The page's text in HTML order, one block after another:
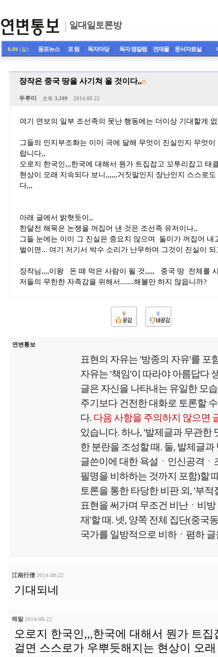
일대일토론방
8.09 (일) 동포뉴스ㅣ 포 럼 독자마당ㅣ 독자 명칼럼 연재물ㅣ 문서자료실
장작은 중국 땅을 사기쳐 올 것이다,,(7)
두루미 조회 3,109 2014.08.22
여기 연보의 일부 조선족의 못난 행동에는 더이상 기대할게
그들의 인지부조화는 이미 극에 달해 무엇이 진실인지 무엇
랍니다,,
오로지 한국인,,,한국에 대해서 뭔가 트집잡고 꼬투리잡고 태
현상이 오래 지속되다 보니,,,,,,거짓말인지 장난인지 스스로
다,,,
아래 글에서 밝혓듯이,,
한달전 해묵은 논쟁을 꺼집어 낸 것은 조선족 유저이나,,
그들 눈에는 이미 그 진실은 중요치 않으며 둘미가 꺼집어 내
벌이면... 여기 저기서 박수 소리가 난무하며 그것이 진실이
장작님,,,,이왕 돈 떼 먹은 사람이 될 것,,,,, 중국 땅 전체를
저들의 무한한 자족감을 위해서.......해볼만 하지 않읍니까?
0 0
연변통보
표현의 자유는 '방종의 자유'를 포
자유는 '책임'이 따라야 아름답다
글은 자신을 나타내는 유일한 모
주기보다 건전한 대화로 토론할
다. 다음 사항을 주의하지 않으면
있습니다. 하나, '발제글과 무관한
한 분란을 조성할 때. 둘, 발제글
글쓴이에 대한 욕설ㆍ인신공격ㆍ
필명을 비하하는 것까지 포함)할
토론을 통한 타당한 비판 외, '부
표현을 써가며 무조건 비난ㆍ비
재'할 때. 넷, 양쪽 전체 집단(중국
국가를 일방적으로 비하ㆍ폄하 글
江南行僧 2014-08-22
기대되네
해탈 2014-08-22
오로지 한국인,,,한국에 대해서 뭔가 트
걸면 스스로가 우뿌듯해지는 현상이 오